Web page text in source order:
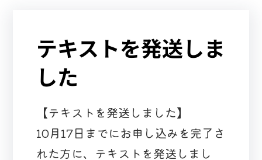
テキストを発送しま
した
【テキストを発送しました】
10月17日までにお申し込みを完了さ
れた方に、テキストを発送しまし